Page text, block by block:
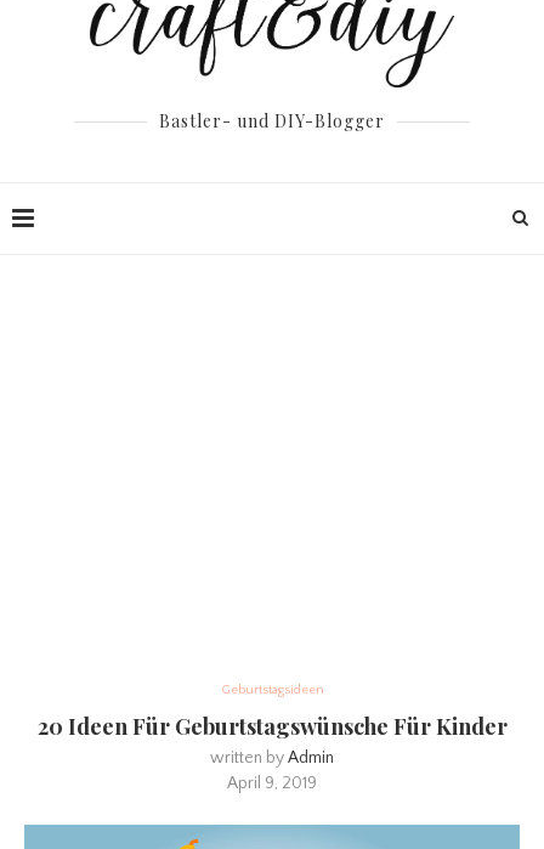
Bastler- und DIY-Blogger
Geburtstagsideen
20 Ideen Für Geburtstagswünsche Für Kinder
written byAdmin
April 9, 2019